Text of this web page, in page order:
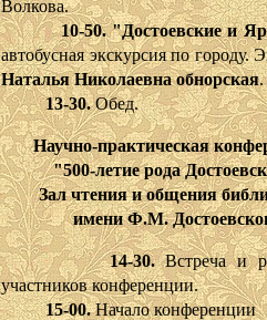
Волкова.
10-50."Достоевские и
автобусная экскурсия по городу.
Наталья Николаевна обнорская.
13-30.Обед.
Научно-практическая
"500-летие рода
Зал чтения и общения
имени Ф.М.
14-30.Встреча и
участников конференции.
15-00.Начало конференции